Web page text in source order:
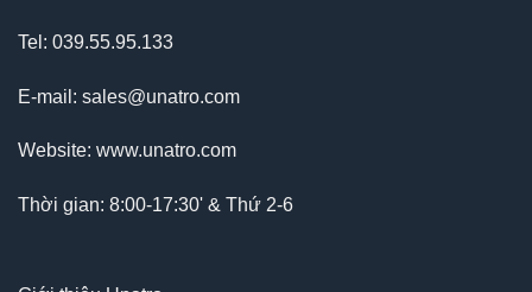
Tel: 039.55.95.133
E-mail: sales@unatro.com
Website: www.unatro.com
Thời gian: 8:00-17:30' & Thứ 2-6